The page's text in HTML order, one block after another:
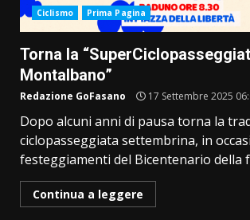
Ciclismo Prima Pagina
Torna la
Montalbano”
Redazione GoFasano 17 Settembre 2025
Dopo alcuni anni di pausa torna la
ciclopasseggiata settembrina, in
festeggiamenti del Bicentenario della
Continua a leggere